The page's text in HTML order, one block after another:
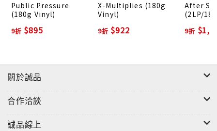
Public Pressure
(180g Vinyl)
9折 $895
X-Multiplies (180g
Vinyl)
9折 $922
After
(2LP/
9折
關於誠品
合作洽談
誠品線上